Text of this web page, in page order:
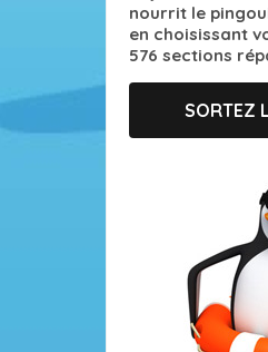
nourrit le
en choisissant
576 sections
SORTEZ